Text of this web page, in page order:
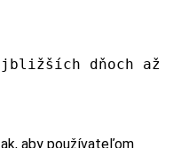
dňoch až
aby používateľom